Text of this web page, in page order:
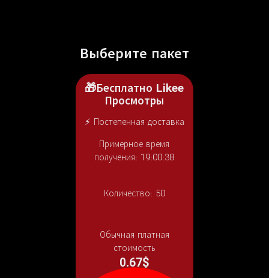
Выберите пакет
🎁Бесплатно Likee
Просмотры
⚡ Постепенная доставка
Примерное время
получения: 19:00:38
Количество: 50
Обычная платная
стоимость
0.67$